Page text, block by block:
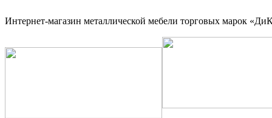
Интернет-магазин металлической мебели торговых марок